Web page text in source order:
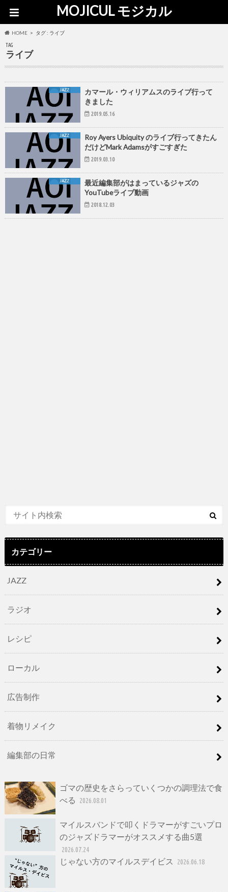
MOJICUL モジカル
HOME タグ : ライブ
TAG
ライブ
JAZZ
カマール・ウィリアムスのライブ行って
きました
2019.05.16
JAZZ
Roy Ayers Ubiquity のライブ行ってきたん
だけどMark Adamsがすごすぎた
2019.03.10
JAZZ
最近編集部がはまっているジャズの
YouTubeライブ動画
2018.12.03
カテゴリー
JAZZ
ラジオ
レシピ
ローカル
広告制作
着物リメイク
編集部の日常
ゴマの歴史をさらっていくつかの調理法で食
べる
2026.08.01
マイルスバンドで叩くドラマーがすごいプロ
のジャズドラマーがオススメする曲5選
2026.07.24
じゃない方のマイルスデイビス 2026.06.18